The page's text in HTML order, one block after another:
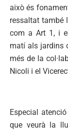
això és
ressaltat també
com a Art 1, i
matí als jardins
més de la
Nicoli i el
Especial
que veurà la